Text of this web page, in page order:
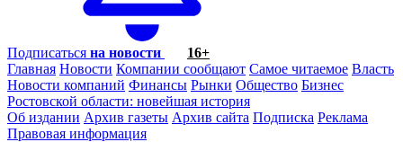
Подписаться на новости
16+
Главная Новости Компании сообщают Самое читаемое Власть
Новости компаний Финансы Рынки Общество Бизнес
Ростовской области: новейшая история
Об издании Архив газеты Архив сайта Подписка Реклама
Правовая информация